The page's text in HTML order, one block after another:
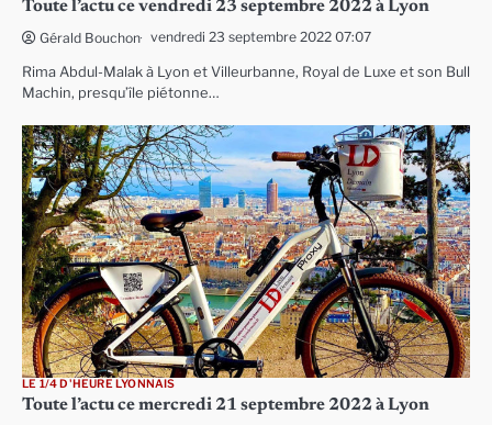
Toute l’actu ce vendredi 23 septembre 2022 à Lyon
Gérald Bouchon vendredi 23 septembre 2022 07:07
Rima Abdul-Malak à Lyon et Villeurbanne, Royal de Luxe et son Bull
Machin, presqu’île piétonne…
LE 1/4 D'HEURE LYONNAIS
Toute l’actu ce mercredi 21 septembre 2022 à Lyon